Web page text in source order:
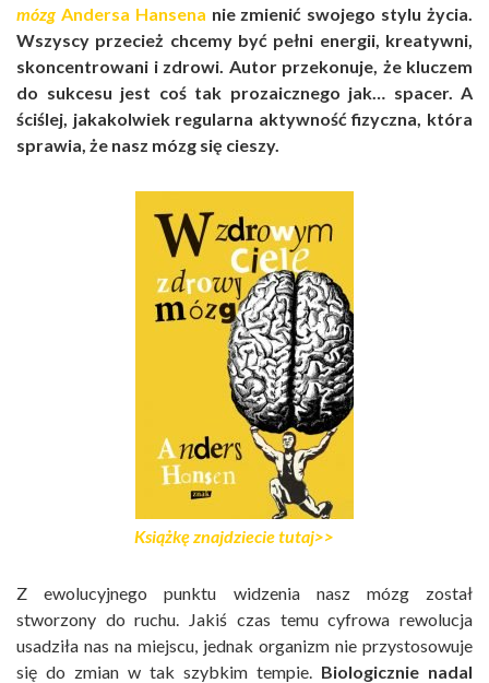
mózg Andersa Hansena nie zmienić swojego stylu życia.
Wszyscy przecież chcemy być pełni energii, kreatywni,
skoncentrowani i zdrowi. Autor przekonuje, że kluczem
do sukcesu jest coś tak prozaicznego jak… spacer. A
ściślej, jakakolwiek regularna aktywność fizyczna, która
sprawia, że nasz mózg się cieszy.
Książkę znajdziecie tutaj>>
Z ewolucyjnego punktu widzenia nasz mózg został
stworzony do ruchu. Jakiś czas temu cyfrowa rewolucja
usadziła nas na miejscu, jednak organizm nie przystosowuje
się do zmian w tak szybkim tempie. Biologicznie nadal